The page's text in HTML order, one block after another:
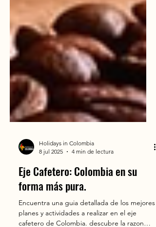
8 jul 2025
4 min de lectura
Eje Cafetero: Colombia en su
forma más pura.
Encuentra una guia detallada de los mejores